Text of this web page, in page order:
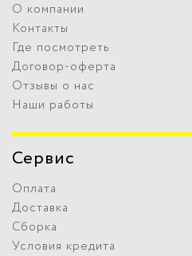
О компании
Контакты
Где посмотреть
Договор-оферта
Отзывы о нас
Наши работы
Сервис
Оплата
Доставка
Сборка
Условия кредита